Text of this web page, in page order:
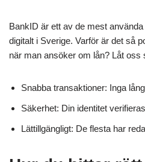
BankID är ett av de mest
digitalt i Sverige. Varför är det så
när man ansöker om lån? Låt oss
Snabba transaktioner: Inga
Säkerhet: Din identitet
Lättillgängligt: De flesta har